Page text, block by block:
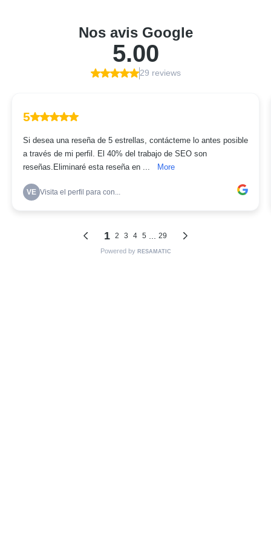
Nos avis Google
5.00
29 reviews
5
Si desea una reseña de 5 estrellas, contácteme lo antes posible
a través de mi perfil. El 40% del trabajo de SEO son
reseñas.Eliminaré esta reseña en ...
More
VE Visita el perfil para con...
1 2 3 4 5 29
Powered by RESAMATIC